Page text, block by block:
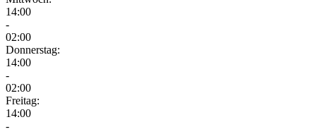
14:00
-
02:00
Donnerstag:
14:00
-
02:00
Freitag:
14:00
-